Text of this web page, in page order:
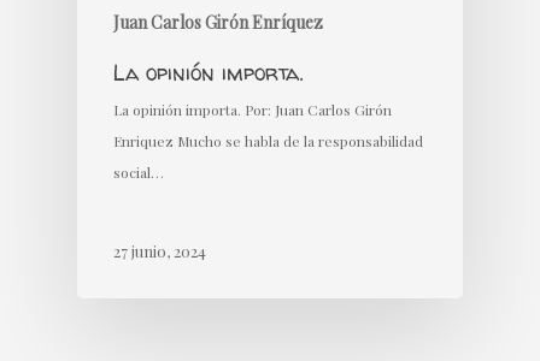
Juan Carlos Girón Enríquez
La opinión importa.
La opinión importa. Por: Juan Carlos Girón
Enriquez Mucho se habla de la responsabilidad
social…
27 junio, 2024